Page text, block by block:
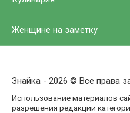
Женщине на заметку
Знайка - 2026 © Все права
Использование материалов
разрешения редакции